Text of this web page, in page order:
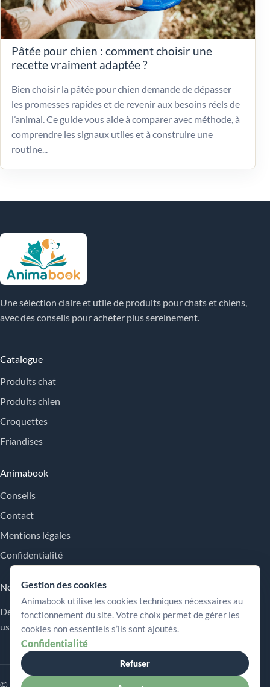
Pâtée pour chien : comment choisir une
recette vraiment adaptée ?
Bien choisir la pâtée pour chien demande de dépasser
les promesses rapides et de revenir aux besoins réels de
l’animal. Ce guide vous aide à comparer avec méthode, à
comprendre les signaux utiles et à construire une
routine...
Une sélection claire et utile de produits pour chats et chiens,
avec des conseils pour acheter plus sereinement.
Catalogue
Produits chat
Produits chien
Croquettes
Friandises
Animabook
Conseils
Contact
Mentions légales
Confidentialité
Nos engagements
Des repères simples pour comparer les offres, comprendre les
usages et choisir plus sereinement.
© 2026 Animabook
Gestion des cookies
Animabook utilise les cookies techniques nécessaires au
fonctionnement du site. Votre choix permet de gérer les
cookies non essentiels s’ils sont ajoutés.
Confidentialité
Refuser